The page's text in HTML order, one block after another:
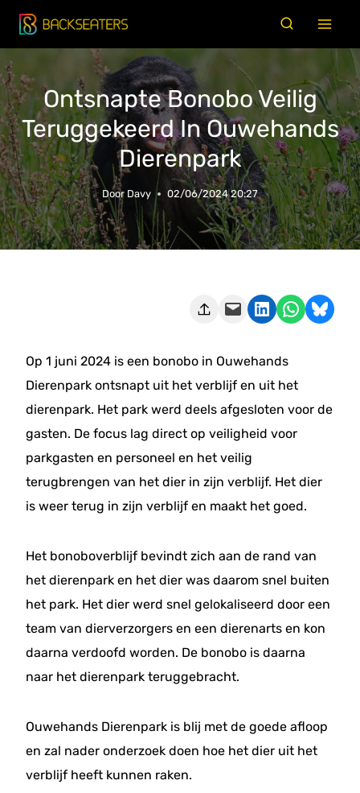
Doorgaan
naar
inhoud
Ontsnapte Bonobo Veilig
Teruggekeerd In Ouwehands
Dierenpark
Door Davy 02/06/2024 20:27
Deze pagina e-mailen Delen op LinkedIn Delen via WhatsApp Share on Bluesky
Op 1 juni 2024 is een bonobo in Ouwehands
Dierenpark ontsnapt uit het verblijf en uit het
dierenpark. Het park werd deels afgesloten voor de
gasten. De focus lag direct op veiligheid voor
parkgasten en personeel en het veilig
terugbrengen van het dier in zijn verblijf. Het dier
is weer terug in zijn verblijf en maakt het goed.
Het bonoboverblijf bevindt zich aan de rand van
het dierenpark en het dier was daarom snel buiten
het park. Het dier werd snel gelokaliseerd door een
team van dierverzorgers en een dierenarts en kon
daarna verdoofd worden. De bonobo is daarna
naar het dierenpark teruggebracht.
Ouwehands Dierenpark is blij met de goede afloop
en zal nader onderzoek doen hoe het dier uit het
verblijf heeft kunnen raken.